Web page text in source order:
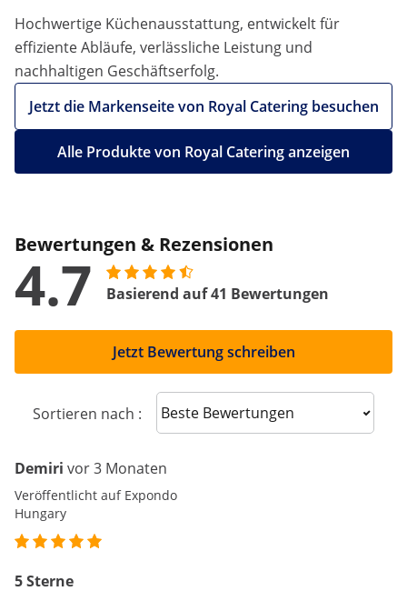
Hochwertige Küchenausstattung, entwickelt für
effiziente Abläufe, verlässliche Leistung und
nachhaltigen Geschäftserfolg.
Jetzt die Markenseite von Royal Catering besuchen
Alle Produkte von Royal Catering anzeigen
Bewertungen & Rezensionen
4.7 Basierend auf 41 Bewertungen
Jetzt Bewertung schreiben
Sortieren nach : Sort reviews
Demiri vor 3 Monaten
Veröffentlicht auf Expondo
Hungary
5 Sterne